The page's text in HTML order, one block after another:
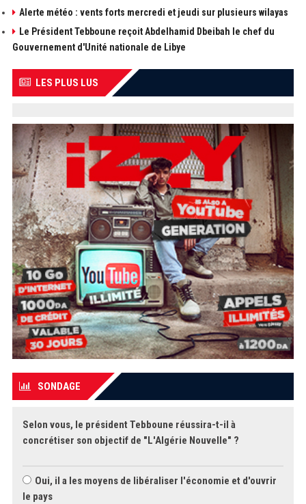
Alerte météo : vents forts mercredi et jeudi sur plusieurs wilayas
Le Président Tebboune reçoit Abdelhamid Dbeibah le chef du
Gouvernement d'Unité nationale de Libye
LES PLUS LUS
SONDAGE
Selon vous, le président Tebboune réussira-t-il à
concrétiser son objectif de "L'Algérie Nouvelle" ?
Oui, il a les moyens de libéraliser l'économie et d'ouvrir
le pays